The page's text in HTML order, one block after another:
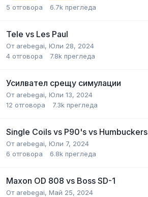
5 отговора 6.7k прегледа
Tele vs Les Paul
От arebegai, Юли 28, 2024
4 отговора 7.8k прегледа
Усилвател срещу симулации
От arebegai, Юли 13, 2024
12 отговора 7.3k прегледа
Single Coils vs P90's vs Humbuckers
От arebegai, Юли 7, 2024
6 отговора 6.8k прегледа
Maxon OD 808 vs Boss SD-1
От arebegai, Май 25, 2024